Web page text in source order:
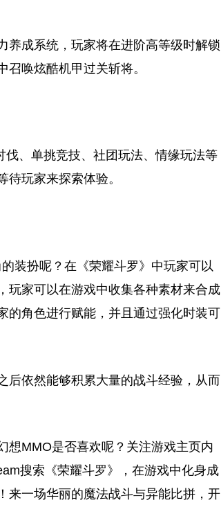
养成系统， 玩家将在进阶高等级时解锁
召唤炫酷机甲过关斩将。
伐、单挑竞技、社团玩法、情缘玩法等
待玩家来探索体验。
装扮呢？在《荣耀斗罗》中玩家可以
玩家可以在游戏中收集各种素材来合成
的角色进行赋能，并且通过强化时装可
后依然能够积累大量的战斗经验，从而
想MMO是否喜欢呢？关注游戏主页内
搜索《荣耀斗罗》，在游戏中化身成
来一场华丽的魔法战斗与异能比拼，开